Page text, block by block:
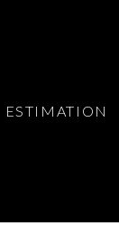
ESTIMATION